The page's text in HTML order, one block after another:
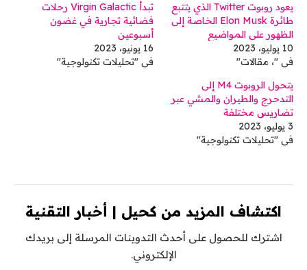
يعود روبوت Twitter الذي يتتبع
طائرة Elon Musk الخاصة إلى
الظهور على المواضيع
10 يوليو، 2023
في "، مقالات"
تبدأ Virgin Galactic رحلات
فضائية تجارية في غضون
أسبوعين
16 يونيو، 2023
في "تحليلات تكنولوجية"
يتحول الروبوت M4 إلى
التدحرج والطيران والمشي عبر
تضاريس مختلفة
3 يوليو، 2023
في "تحليلات تكنولوجية"
اكتشاف المزيد من كحيل | أخبار التقنية
اشترك للحصول على أحدث التدوينات المرسلة إلى بريدك
الإلكتروني.